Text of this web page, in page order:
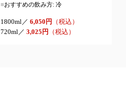
■おすすめの飲み方: 冷
1800ml／ 6,050円 （税込）
720ml／ 3,025円 （税込）